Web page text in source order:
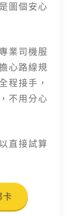
圖個安心
業司機服
心路線規
程接手，
不用分心
直接試算
卡